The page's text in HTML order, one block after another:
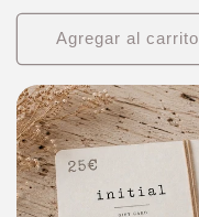
habitual
Agregar al carrito